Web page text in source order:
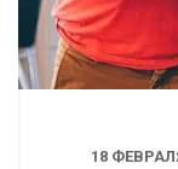
18